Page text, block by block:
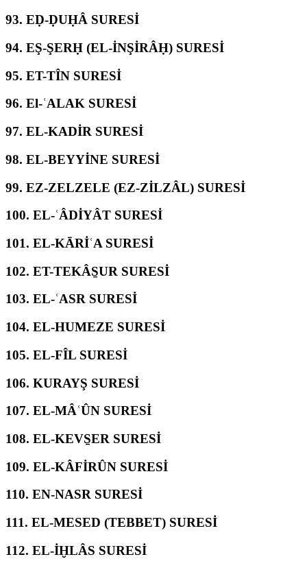
93. EḌ-ḌUḤÂ SURESİ
94. EŞ-ŞERḤ (EL-İNŞİRÂḤ) SURESİ
95. ET-TÎN SURESİ
96. El-ʿALAK SURESİ
97. EL-KADİR SURESİ
98. EL-BEYYİNE SURESİ
99. EZ-ZELZELE (EZ-ZİLZÂL) SURESİ
100. EL-ʿÂDİYÂT SURESİ
101. EL-KĀRİʿA SURESİ
102. ET-TEKÂS̱UR SURESİ
103. EL-ʿASR SURESİ
104. EL-HUMEZE SURESİ
105. EL-FÎL SURESİ
106. KURAYŞ SURESİ
107. EL-MÂʿÛN SURESİ
108. EL-KEVS̱ER SURESİ
109. EL-KÂFİRÛN SURESİ
110. EN-NASR SURESİ
111. EL-MESED (TEBBET) SURESİ
112. EL-İḪLÂS SURESİ